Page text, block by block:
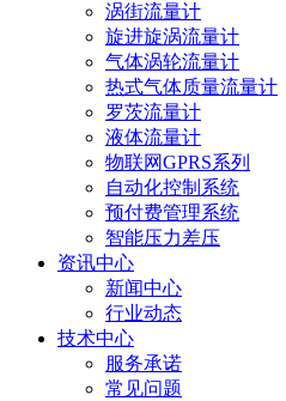
涡街流量计
旋进旋涡流量计
气体涡轮流量计
热式气体质量流量计
罗茨流量计
液体流量计
物联网GPRS系列
自动化控制系统
预付费管理系统
智能压力差压
资讯中心
新闻中心
行业动态
技术中心
服务承诺
常见问题